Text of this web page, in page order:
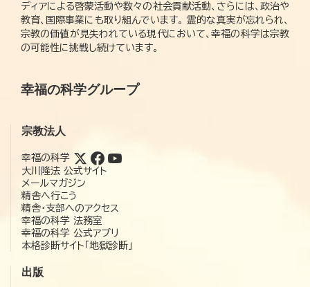
ディアによる啓蒙活動や数々の社会貢献活動、さらには、政治や
教育、国際事業にも取り組んでいます。 霊的な真実が忘れられ、
宗教の価値が見失われている現代において、幸福の科学は宗教
の可能性に挑戦し続けています。
幸福の科学グループ
宗教法人
幸福の科学
大川隆法 公式サイト
メールマガジン
精舎へ行こう
精舎・支部へのアクセス
幸福の科学 法務室
幸福の科学 公式アプリ
本格診断サイト「地獄診断」
出版